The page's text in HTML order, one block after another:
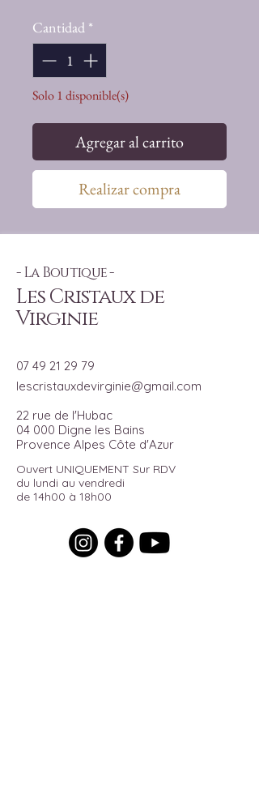
Cantidad *
Solo 1 disponible(s)
Agregar al carrito
Realizar compra
- La Boutique -
Les Cristaux de
Virginie
07 49 21 29 79
lescristauxdevirginie@gmail.com
22 rue de l'Hubac
04 000 Digne les Bains
Provence Alpes Côte d'Azur
Ouvert UNIQUEMENT Sur RDV
du lundi au vendredi
de 14h00 à 18h00